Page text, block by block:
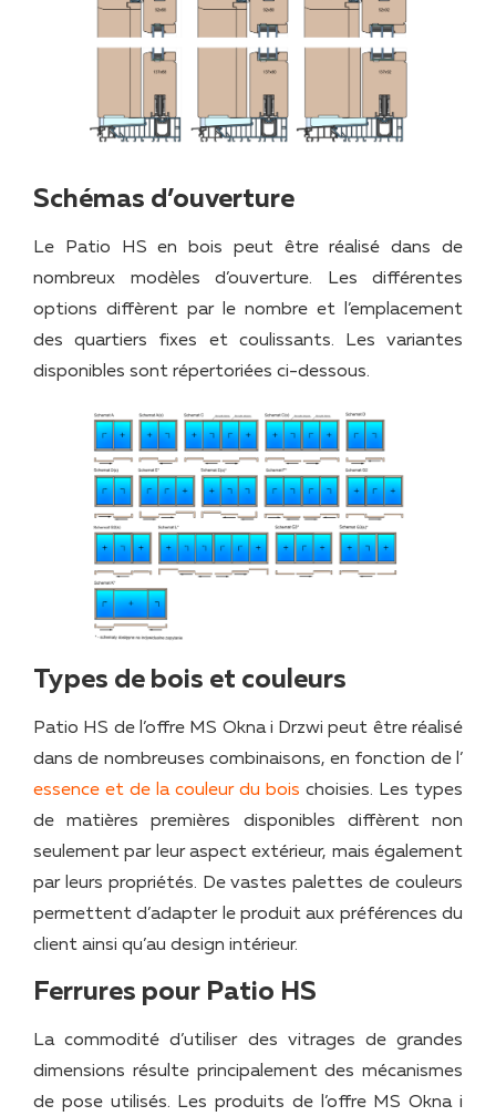
Schémas d’ouverture
Le Patio HS en bois peut être réalisé dans de
nombreux modèles d’ouverture. Les différentes
options diffèrent par le nombre et l’emplacement
des quartiers fixes et coulissants. Les variantes
disponibles sont répertoriées ci-dessous.
Types de bois et couleurs
Patio HS de l’offre MS Okna i Drzwi peut être réalisé
dans de nombreuses combinaisons, en fonction de l’
essence et de la couleur du bois choisies. Les types
de matières premières disponibles diffèrent non
seulement par leur aspect extérieur, mais également
par leurs propriétés. De vastes palettes de couleurs
permettent d’adapter le produit aux préférences du
client ainsi qu’au design intérieur.
Ferrures pour Patio HS
La commodité d’utiliser des vitrages de grandes
dimensions résulte principalement des mécanismes
de pose utilisés. Les produits de l’offre MS Okna i